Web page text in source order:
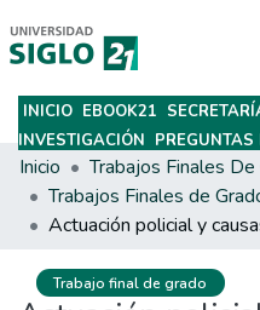
Subir
INICIO EBOOK21
INVESTIGACIÓN PREGUNTAS
Inicio
Trabajos Finales de
Trabajo final de grado